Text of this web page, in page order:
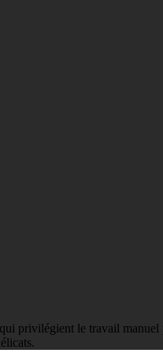
privilégient le travail